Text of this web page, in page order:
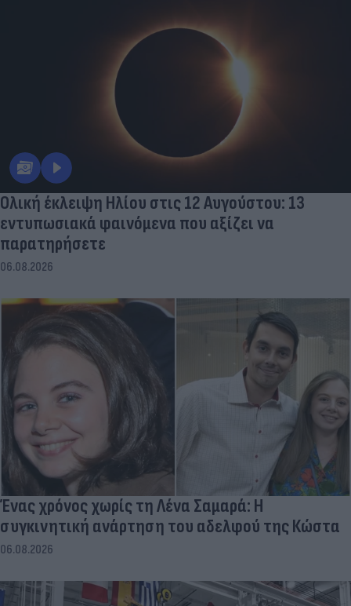
Ολική έκλειψη Ηλίου στις 12 Αυγούστου: 13
εντυπωσιακά φαινόμενα που αξίζει να
παρατηρήσετε
06.08.2026
Ένας χρόνος χωρίς τη Λένα Σαμαρά: Η
συγκινητική ανάρτηση του αδελφού της Κώστα
06.08.2026